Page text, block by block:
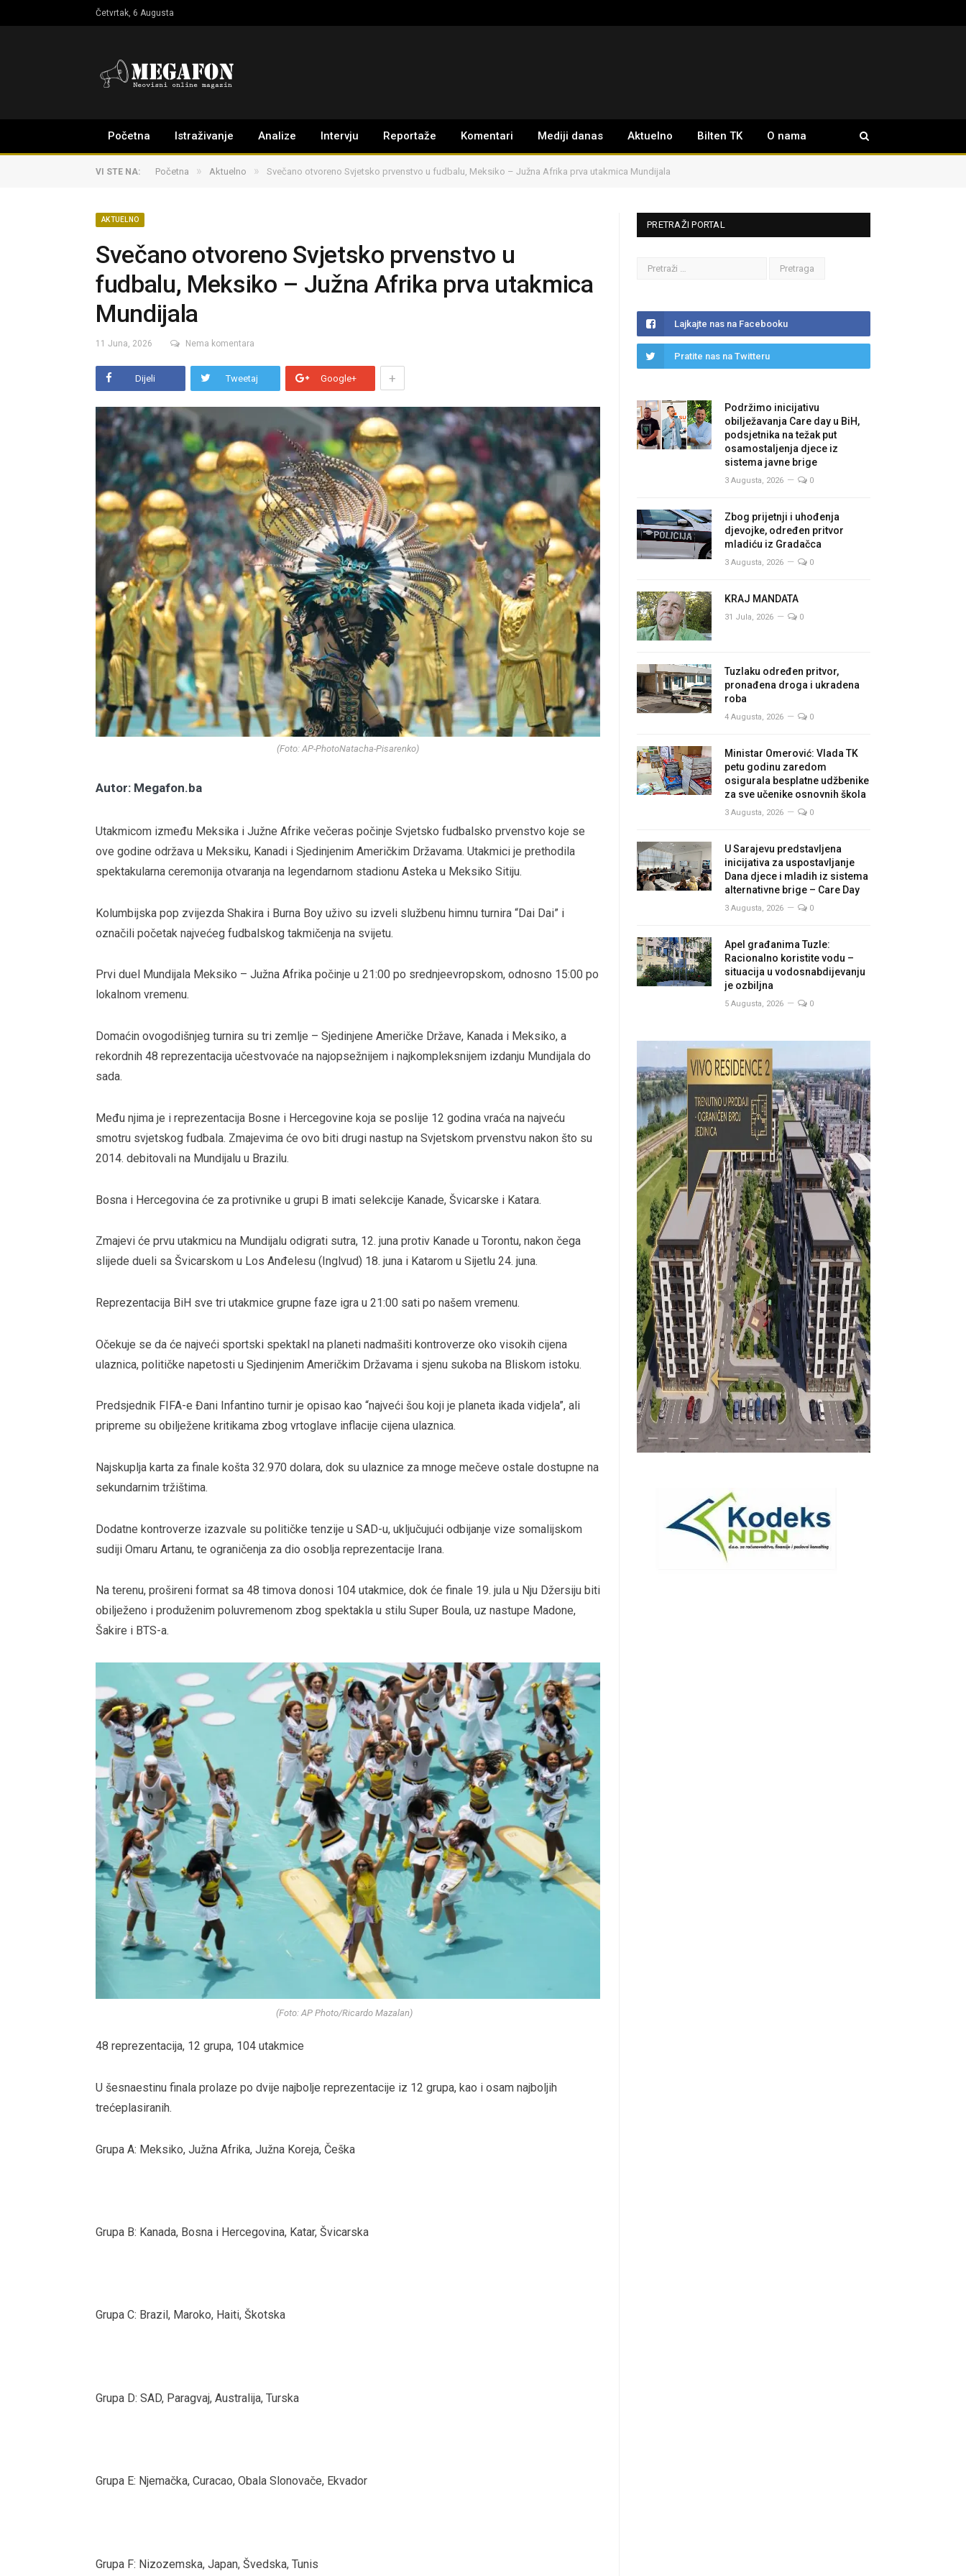
Četvrtak, 6 Augusta
Početna Istraživanje Analize Intervju Reportaže Komentari Mediji danas Aktuelno Bilten TK O nama
VI STE NA: Početna » Aktuelno » Svečano otvoreno Svjetsko prvenstvo u fudbalu, Meksiko – Južna Afrika prva utakmica Mundijala
AKTUELNO
Svečano otvoreno Svjetsko prvenstvo u
fudbalu, Meksiko – Južna Afrika prva utakmica
Mundijala
11 Juna, 2026 Nema komentara
Dijeli Tweetaj Google+ +
(Foto: AP-PhotoNatacha-Pisarenko)
Autor: Megafon.ba
Utakmicom između Meksika i Južne Afrike večeras počinje Svjetsko fudbalsko prvenstvo koje se
ove godine održava u Meksiku, Kanadi i Sjedinjenim Američkim Državama. Utakmici je prethodila
spektakularna ceremonija otvaranja na legendarnom stadionu Asteka u Meksiko Sitiju.
Kolumbijska pop zvijezda Shakira i Burna Boy uživo su izveli službenu himnu turnira “Dai Dai” i
označili početak najvećeg fudbalskog takmičenja na svijetu.
Prvi duel Mundijala Meksiko – Južna Afrika počinje u 21:00 po srednjeevropskom, odnosno 15:00 po
lokalnom vremenu.
Domaćin ovogodišnjeg turnira su tri zemlje – Sjedinjene Američke Države, Kanada i Meksiko, a
rekordnih 48 reprezentacija učestvovaće na najopsežnijem i najkompleksnijem izdanju Mundijala do
sada.
Među njima je i reprezentacija Bosne i Hercegovine koja se poslije 12 godina vraća na najveću
smotru svjetskog fudbala. Zmajevima će ovo biti drugi nastup na Svjetskom prvenstvu nakon što su
2014. debitovali na Mundijalu u Brazilu.
Bosna i Hercegovina će za protivnike u grupi B imati selekcije Kanade, Švicarske i Katara.
Zmajevi će prvu utakmicu na Mundijalu odigrati sutra, 12. juna protiv Kanade u Torontu, nakon čega
slijede dueli sa Švicarskom u Los Anđelesu (Inglvud) 18. juna i Katarom u Sijetlu 24. juna.
Reprezentacija BiH sve tri utakmice grupne faze igra u 21:00 sati po našem vremenu.
Očekuje se da će najveći sportski spektakl na planeti nadmašiti kontroverze oko visokih cijena
ulaznica, političke napetosti u Sjedinjenim Američkim Državama i sjenu sukoba na Bliskom istoku.
Predsjednik FIFA-e Đani Infantino turnir je opisao kao “najveći šou koji je planeta ikada vidjela”, ali
pripreme su obilježene kritikama zbog vrtoglave inflacije cijena ulaznica.
Najskuplja karta za finale košta 32.970 dolara, dok su ulaznice za mnoge mečeve ostale dostupne na
sekundarnim tržištima.
Dodatne kontroverze izazvale su političke tenzije u SAD-u, uključujući odbijanje vize somalijskom
sudiji Omaru Artanu, te ograničenja za dio osoblja reprezentacije Irana.
Na terenu, prošireni format sa 48 timova donosi 104 utakmice, dok će finale 19. jula u Nju Džersiju biti
obilježeno i produženim poluvremenom zbog spektakla u stilu Super Boula, uz nastupe Madone,
Šakire i BTS-a.
(Foto: AP Photo/Ricardo Mazalan)
48 reprezentacija, 12 grupa, 104 utakmice
U šesnaestinu finala prolaze po dvije najbolje reprezentacije iz 12 grupa, kao i osam najboljih
trećeplasiranih.
Grupa A: Meksiko, Južna Afrika, Južna Koreja, Češka
Grupa B: Kanada, Bosna i Hercegovina, Katar, Švicarska
Grupa C: Brazil, Maroko, Haiti, Škotska
Grupa D: SAD, Paragvaj, Australija, Turska
Grupa E: Njemačka, Curacao, Obala Slonovače, Ekvador
Grupa F: Nizozemska, Japan, Švedska, Tunis
PRETRAŽI PORTAL
Lajkajte nas na Facebooku
Pratite nas na Twitteru
Podržimo inicijativu
obilježavanja Care day u BiH,
podsjetnika na težak put
osamostaljenja djece iz
sistema javne brige
3 Augusta, 2026 0
Zbog prijetnji i uhođenja
djevojke, određen pritvor
mladiću iz Gradačca
3 Augusta, 2026 0
KRAJ MANDATA
31 Jula, 2026 0
Tuzlaku određen pritvor,
pronađena droga i ukradena
roba
4 Augusta, 2026 0
Ministar Omerović: Vlada TK
petu godinu zaredom
osigurala besplatne udžbenike
za sve učenike osnovnih škola
3 Augusta, 2026 0
U Sarajevu predstavljena
inicijativa za uspostavljanje
Dana djece i mladih iz sistema
alternativne brige – Care Day
3 Augusta, 2026 0
Apel građanima Tuzle:
Racionalno koristite vodu –
situacija u vodosnabdijevanju
je ozbiljna
5 Augusta, 2026 0